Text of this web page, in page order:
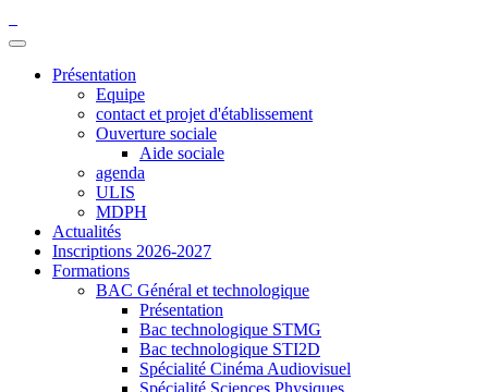
Présentation
Equipe
contact et projet d'établissement
Ouverture sociale
Aide sociale
agenda
ULIS
MDPH
Actualités
Inscriptions 2026-2027
Formations
BAC Général et technologique
Présentation
Bac technologique STMG
Bac technologique STI2D
Spécialité Cinéma Audiovisuel
Spécialité Sciences Physiques